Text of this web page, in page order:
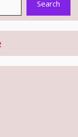
Search